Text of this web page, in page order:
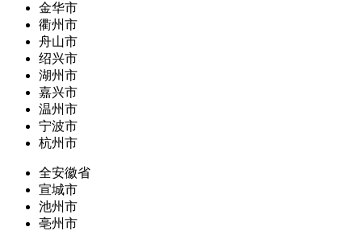
金华市
衢州市
舟山市
绍兴市
湖州市
嘉兴市
温州市
宁波市
杭州市
全安徽省
宣城市
池州市
亳州市